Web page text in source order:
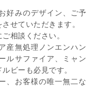
好みのデザイン、ご予
せていただきます。
相談ください。
産無処理ノンエンハン
ルサファイア、ミャン
ビーも必見です。
、お客様の唯一無二な